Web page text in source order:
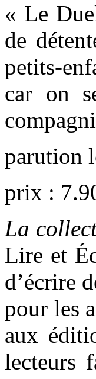
« Le
de
petits-
car on
parution
prix :
La
Lire et
d’écrire
pour les
aux
lecteurs